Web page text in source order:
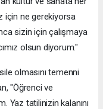
için ne gerekiyorsa
sizin için çalışmaya
olsun diyorum."
olmasını temenni
"Öğrenci ve
Yaz tatilinizin kalanını